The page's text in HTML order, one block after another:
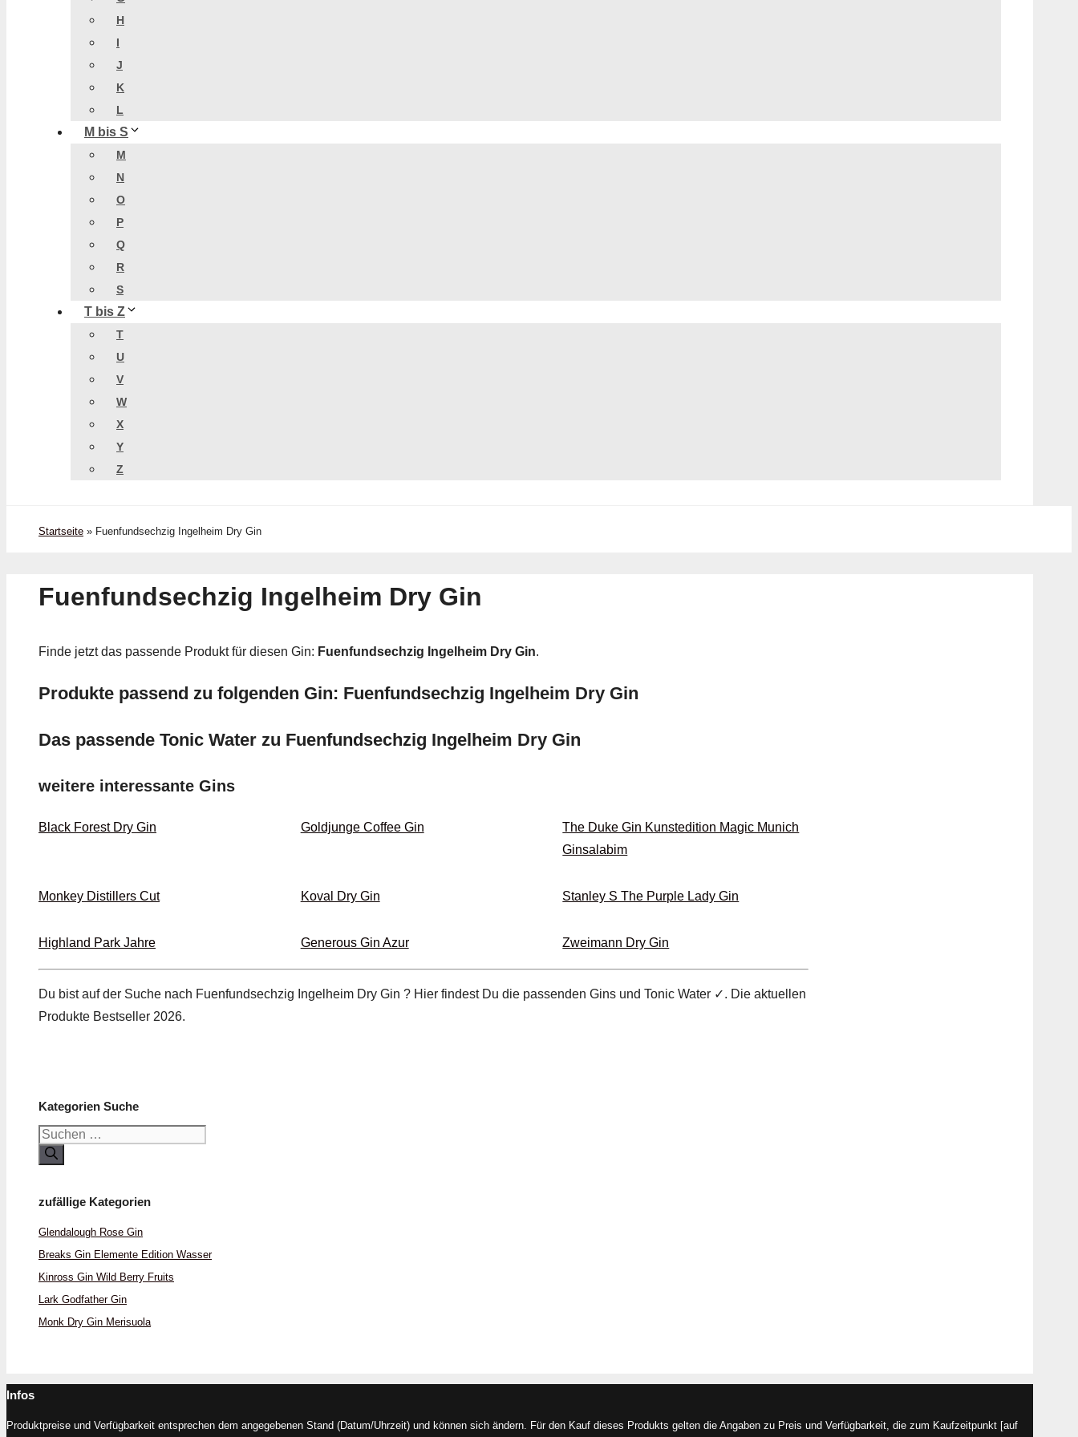
H
I
J
K
L
M bis S
M
N
O
P
Q
R
S
T bis Z
T
U
V
W
X
Y
Z
Startseite » Fuenfundsechzig Ingelheim Dry Gin
Fuenfundsechzig Ingelheim Dry Gin
Finde jetzt das passende Produkt für diesen Gin: Fuenfundsechzig Ingelheim Dry Gin.
Produkte passend zu folgenden Gin: Fuenfundsechzig Ingelheim Dry Gin
Das passende Tonic Water zu Fuenfundsechzig Ingelheim Dry Gin
weitere interessante Gins
Black Forest Dry Gin Goldjunge Coffee Gin
The Duke Gin Kunstedition Magic Munich
Ginsalabim
Monkey Distillers Cut Koval Dry Gin Stanley S The Purple Lady Gin
Highland Park Jahre Generous Gin Azur Zweimann Dry Gin
Du bist auf der Suche nach Fuenfundsechzig Ingelheim Dry Gin ? Hier findest Du die passenden Gins und Tonic Water ✓. Die aktuellen
Produkte Bestseller 2026.
Kategorien Suche
Suchen
nach:
zufällige Kategorien
Glendalough Rose Gin
Breaks Gin Elemente Edition Wasser
Kinross Gin Wild Berry Fruits
Lark Godfather Gin
Monk Dry Gin Merisuola
Infos
Produktpreise und Verfügbarkeit entsprechen dem angegebenen Stand (Datum/Uhrzeit) und können sich ändern. Für den Kauf dieses Produkts gelten die Angaben zu Preis und Verfügbarkeit, die zum Kaufzeitpunkt [auf